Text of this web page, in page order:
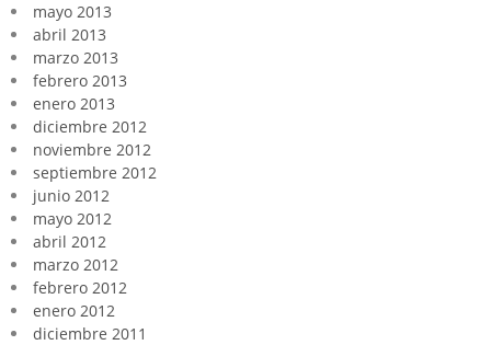
mayo 2013
abril 2013
marzo 2013
febrero 2013
enero 2013
diciembre 2012
noviembre 2012
septiembre 2012
junio 2012
mayo 2012
abril 2012
marzo 2012
febrero 2012
enero 2012
diciembre 2011